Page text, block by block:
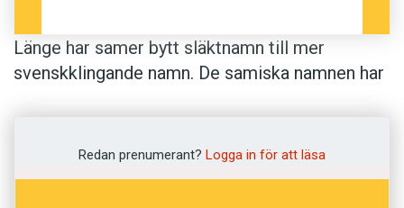
Länge har samer bytt släktnamn till mer
svenskklingande namn. De samiska namnen har
har trenden vänt, enligt en avhandling av Märit
Frändén vid Institutionen för nordiska språk,
Redan prenumerant? Logga in för att läsa